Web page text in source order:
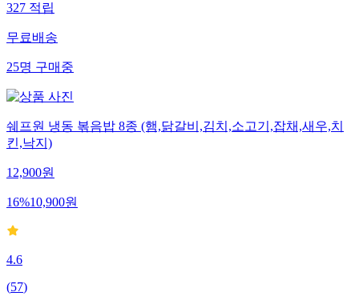
327적립
무료배송
25명구매중
쉐프원 냉동 볶음밥 8종 (햄,닭갈비,김치,소고기,잡채,새우,치
킨,낙지)
12,900원
16%10,900원
4.6
(57)